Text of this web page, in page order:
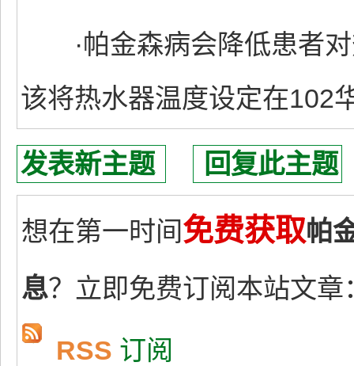
·帕金森病会降低患者对
该将热水器温度设定在102
发表新主题 回复此主题
想在第一时间免费获取帕
息？立即免费订阅本站文章
RSS 订阅